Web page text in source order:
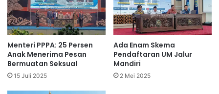
Menteri PPPA: 25 Persen
Anak Menerima Pesan
Bermuatan Seksual
15 Juli 2025
Ada Enam Skema
Pendaftaran UM Jalur
Mandiri
2 Mei 2025